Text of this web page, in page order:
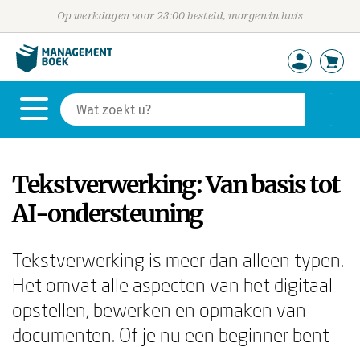
Op werkdagen voor 23:00 besteld, morgen in huis
Tekstverwerking: Van basis tot
AI-ondersteuning
Tekstverwerking is meer dan alleen typen.
Het omvat alle aspecten van het digitaal
opstellen, bewerken en opmaken van
documenten. Of je nu een beginner bent